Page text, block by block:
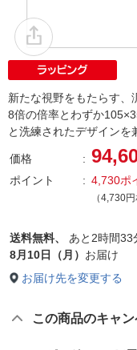
新たな視野をもたらす、
8倍の倍率とわずか
と洗練されたデザイン
価格
ポイント 4,730ポ
（4,730円
送料無料、 あと 2時間33
8月10日（月） お届け
お届け先を変更する
この商品のキャ